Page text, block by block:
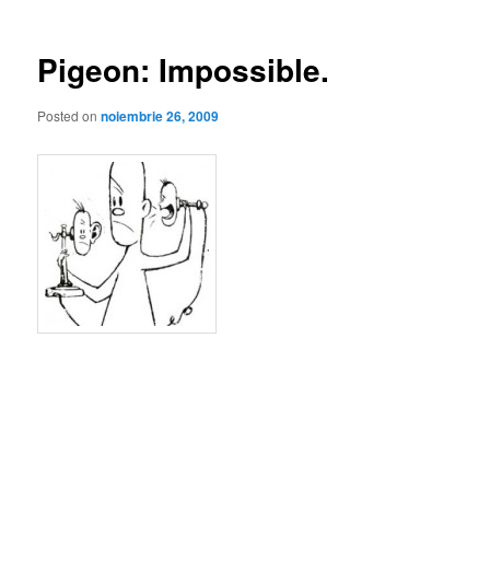
Pigeon: Impossible.
Posted onnoiembrie 26, 2009